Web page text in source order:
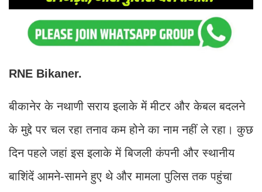
RNE Bikaner.
बीकानेर के नथाणी सराय इलाके में मीटर और केबल बदलने
के मुद्दे पर चल रहा तनाव कम होने का नाम नहीं ले रहा। कुछ
दिन पहले जहां इस इलाके में बिजली कंपनी और स्थानीय
बाशिंदें आमने-सामने हुए थे और मामला पुलिस तक पहुंचा